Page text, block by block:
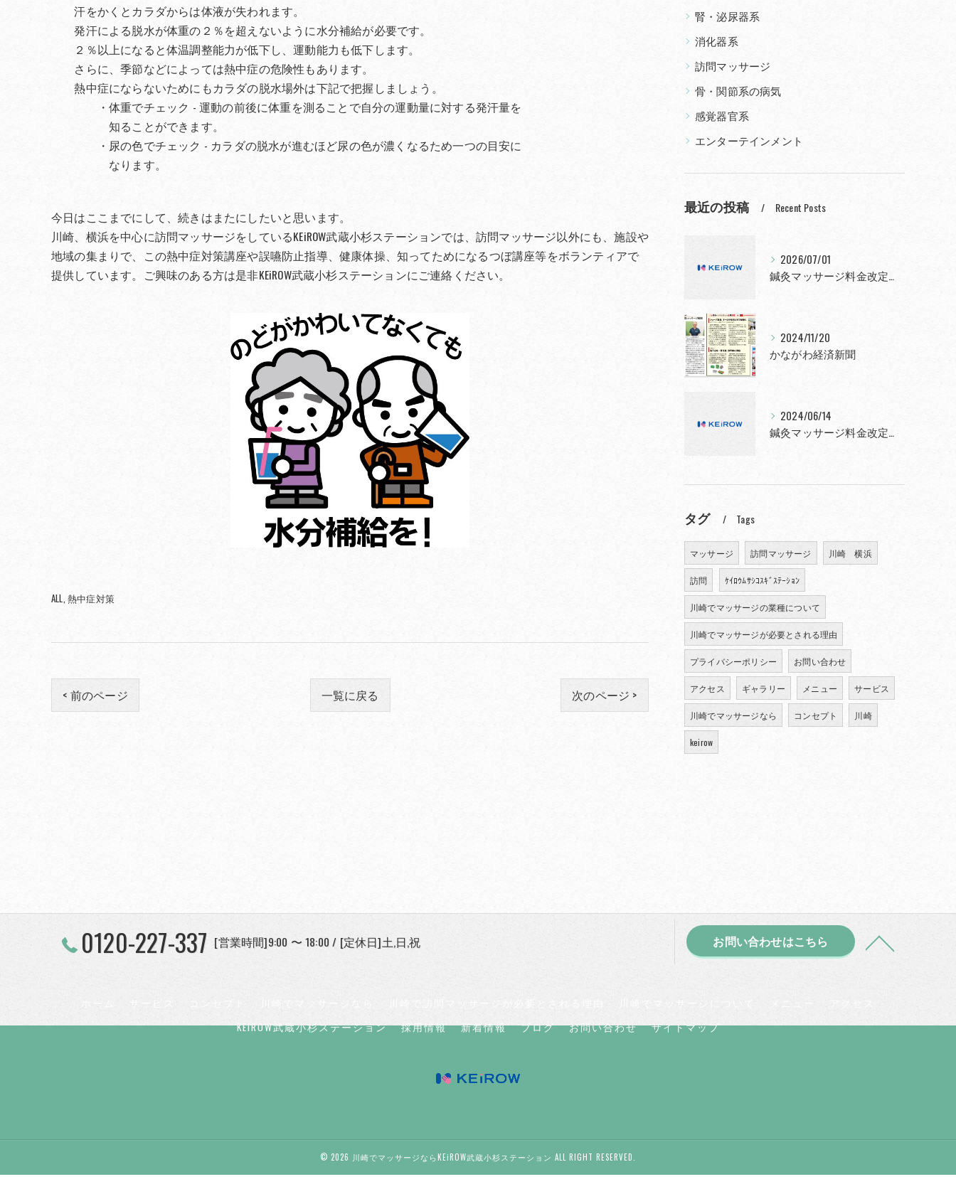
汗をかくとカラダからは体液が失われます。
発汗による脱水が体重の２％を超えないように水分補給が必要です。
２％以上になると体温調整能力が低下し、運動能力も低下します。
さらに、季節などによっては熱中症の危険性もあります。
熱中症にならないためにもカラダの脱水場外は下記で把握しましょう。
・体重でチェック - 運動の前後に体重を測ることで自分の運動量に対する発汗量を
知ることができます。
・尿の色でチェック - カラダの脱水が進むほど尿の色が濃くなるため一つの目安に
なります。
今日はここまでにして、続きはまたにしたいと思います。
川崎、横浜を中心に訪問マッサージをしているKEiROW武蔵小杉ステーションでは、訪問マッサージ以外にも、施設や
地域の集まりで、この熱中症対策講座や誤嚥防止指導、健康体操、知ってためになるつぼ講座等をボランティアで
提供しています。ご興味のある方は是非KEiROW武蔵小杉ステーションにご連絡ください。
ALL 熱中症対策
< 前のページ 一覧に戻る 次のページ >
腎・泌尿器系
消化器系
訪問マッサージ
骨・関節系の病気
感覚器官系
エンターテインメント
最近の投稿 Recent Posts
2026/07/01
鍼灸マッサージ料金改定について
2024/11/20
かながわ経済新聞
2024/06/14
鍼灸マッサージ料金改定について
タグ Tags
マッサージ 訪問マッサージ 川崎 横浜
訪問 ｹｲﾛｳﾑｻｼｺｽｷﾞｽﾃｰｼｮﾝ
川崎でマッサージの業種について
川崎でマッサージが必要とされる理由
プライバシーポリシー お問い合わせ
アクセス ギャラリー メニュー サービス
川崎でマッサージなら コンセプト 川崎
keirow
0120-227-337 [営業時間]9:00 〜 18:00 / [定休日]土,日,祝 お問い合わせはこちら
KEiROW武蔵小杉ステーション
採用情報 新着情報 ブログ お問い合わせ サイトマップ
© 2026 川崎でマッサージならKEiROW武蔵小杉ステーション ALL RIGHT RESERVED.